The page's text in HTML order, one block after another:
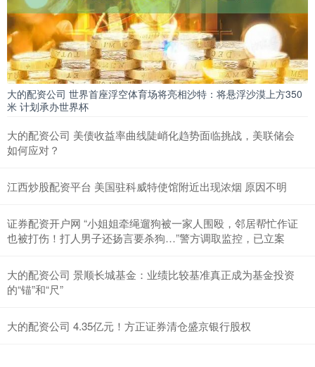
大的配资公司 世界首座浮空体育场将亮相沙特：将悬浮沙漠上方350
米 计划承办世界杯
大的配资公司 美债收益率曲线陡峭化趋势面临挑战，美联储会
如何应对？
江西炒股配资平台 美国驻科威特使馆附近出现浓烟 原因不明
证券配资开户网 “小姐姐牵绳遛狗被一家人围殴，邻居帮忙作证
也被打伤！打人男子还扬言要杀狗…”警方调取监控，已立案
大的配资公司 景顺长城基金：业绩比较基准真正成为基金投资
的“锚”和“尺”
大的配资公司 4.35亿元！方正证券清仓盛京银行股权